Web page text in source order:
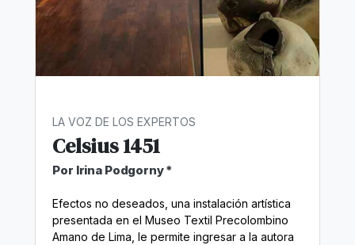
LA VOZ DE LOS EXPERTOS
Celsius 1451
Por Irina Podgorny *
Efectos no deseados, una instalación artística
presentada en el Museo Textil Precolombino
Amano de Lima, le permite ingresar a la autora